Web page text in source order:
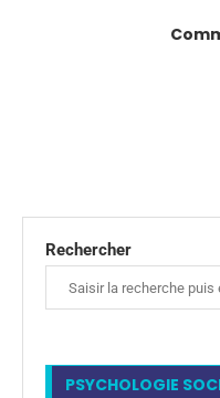
Rechercher
PSYCHOLOGIE